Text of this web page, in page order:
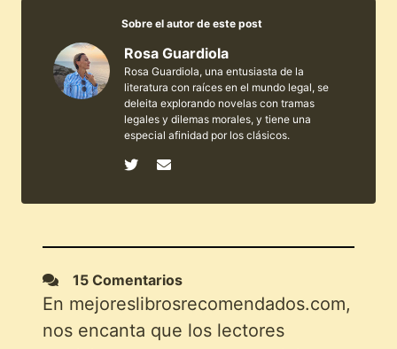
Sobre el autor de este post
Rosa Guardiola
Rosa Guardiola, una entusiasta de la
literatura con raíces en el mundo legal, se
deleita explorando novelas con tramas
legales y dilemas morales, y tiene una
especial afinidad por los clásicos.
15 Comentarios
En mejoreslibrosrecomendados.com,
nos encanta que los lectores